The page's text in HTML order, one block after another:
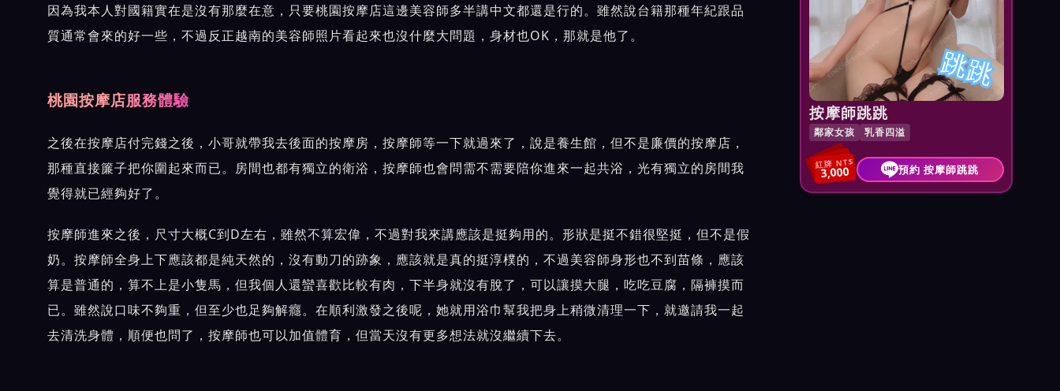
因為我本人對國籍實在是沒有那麼在意，只要桃園按摩店這邊美容師多半講中文都還是行的。雖然說台籍那種年紀跟品
質通常會來的好一些，不過反正越南的美容師照片看起來也沒什麼大問題，身材也OK，那就是他了。
桃園按摩店服務體驗
之後在按摩店付完錢之後，小哥就帶我去後面的按摩房，按摩師等一下就過來了，說是養生館，但不是廉價的按摩店，
那種直接簾子把你圍起來而已。房間也都有獨立的衛浴，按摩師也會問需不需要陪你進來一起共浴，光有獨立的房間我
覺得就已經夠好了。
按摩師進來之後，尺寸大概C到D左右，雖然不算宏偉，不過對我來講應該是挺夠用的。形狀是挺不錯很堅挺，但不是假
奶。按摩師全身上下應該都是純天然的，沒有動刀的跡象，應該就是真的挺淳樸的，不過美容師身形也不到苗條，應該
算是普通的，算不上是小隻馬，但我個人還蠻喜歡比較有肉，下半身就沒有脫了，可以讓摸大腿，吃吃豆腐，隔褲摸而
已。雖然說口味不夠重，但至少也足夠解癮。在順利激發之後呢，她就用浴巾幫我把身上稍微清理一下，就邀請我一起
去清洗身體，順便也問了，按摩師也可以加值體育，但當天沒有更多想法就沒繼續下去。
跳跳
按摩師跳跳
鄰家女孩 乳香四溢
紅牌 NT$
3,000 預約 按摩師跳跳